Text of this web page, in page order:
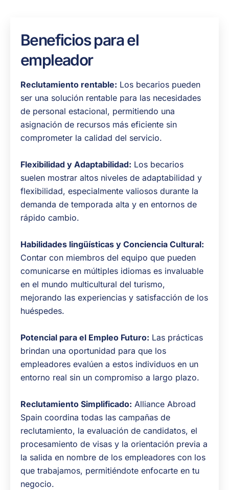
Beneficios para el
empleador
Reclutamiento rentable: Los becarios pueden
ser una solución rentable para las necesidades
de personal estacional, permitiendo una
asignación de recursos más eficiente sin
comprometer la calidad del servicio.
Flexibilidad y Adaptabilidad: Los becarios
suelen mostrar altos niveles de adaptabilidad y
flexibilidad, especialmente valiosos durante la
demanda de temporada alta y en entornos de
rápido cambio.
Habilidades lingüísticas y Conciencia Cultural:
Contar con miembros del equipo que pueden
comunicarse en múltiples idiomas es invaluable
en el mundo multicultural del turismo,
mejorando las experiencias y satisfacción de los
huéspedes.
Potencial para el Empleo Futuro: Las prácticas
brindan una oportunidad para que los
empleadores evalúen a estos individuos en un
entorno real sin un compromiso a largo plazo.
Reclutamiento Simplificado: Alliance Abroad
Spain coordina todas las campañas de
reclutamiento, la evaluación de candidatos, el
procesamiento de visas y la orientación previa a
la salida en nombre de los empleadores con los
que trabajamos, permitiéndote enfocarte en tu
negocio.